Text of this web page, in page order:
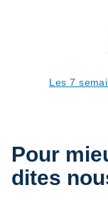
Les 7
Pour
dites